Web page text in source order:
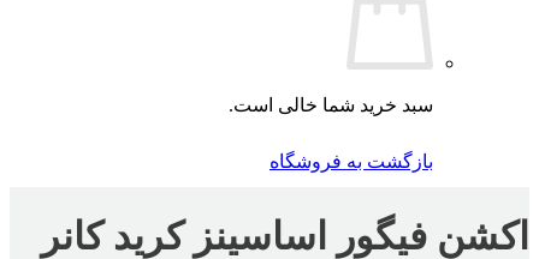
سبد خرید شما خالی است.
بازگشت به فروشگاه
اکشن فیگور اساسینز کرید کانر